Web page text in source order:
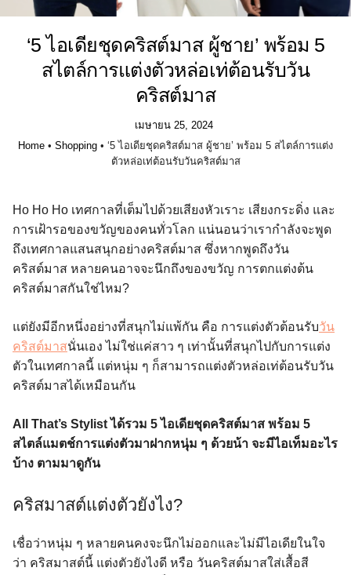
‘5 ไอเดียชุดคริสต์มาส ผู้ชาย’ พร้อม 5
สไตล์การแต่งตัวหล่อเท่ต้อนรับวัน
คริสต์มาส
เมษายน 25, 2024
Home • Shopping • ‘5 ไอเดียชุดคริสต์มาส ผู้ชาย’ พร้อม 5 สไตล์การแต่ง
ตัวหล่อเท่ต้อนรับวันคริสต์มาส
Ho Ho Ho เทศกาลที่เต็มไปด้วยเสียงหัวเราะ เสียงกระดิ่ง และ
การเฝ้ารอของขวัญของคนทั่วโลก แน่นอนว่าเรากำลังจะพูด
ถึงเทศกาลแสนสนุกอย่างคริสต์มาส ซึ่งหากพูดถึงวัน
คริสต์มาส หลายคนอาจจะนึกถึงของขวัญ การตกแต่งต้น
คริสต์มาสกันใช่ไหม?
แต่ยังมีอีกหนึ่งอย่างที่สนุกไม่แพ้กัน คือ การแต่งตัวต้อนรับวัน
คริสต์มาสนั่นเอง ไม่ใช่แค่สาว ๆ เท่านั้นที่สนุกไปกับการแต่ง
ตัวในเทศกาลนี้ แต่หนุ่ม ๆ ก็สามารถแต่งตัวหล่อเท่ต้อนรับวัน
คริสต์มาสได้เหมือนกัน
All That’s Stylist ได้รวม 5 ไอเดียชุดคริสต์มาส พร้อม 5
สไตล์แมตช์การแต่งตัวมาฝากหนุ่ม ๆ ด้วยน้า จะมีไอเท็มอะไร
บ้าง ตามมาดูกัน
คริสมาสต์แต่งตัวยังไง?
เชื่อว่าหนุ่ม ๆ หลายคนคงจะนึกไม่ออกและไม่มีไอเดียในใจ
ว่า คริสมาสต์นี้ แต่งตัวยังไงดี หรือ วันคริสต์มาสใส่เสื้อสี